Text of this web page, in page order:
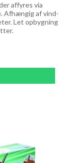
affyres via
Afhængig af vind-
Let opbygning